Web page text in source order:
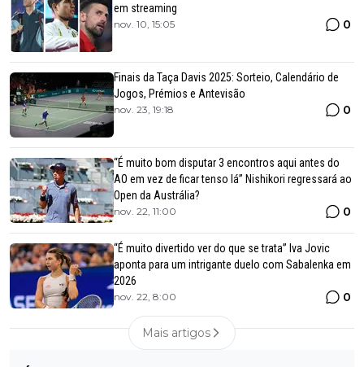
em streaming
nov. 10, 15:05 0
Finais da Taça Davis 2025: Sorteio, Calendário de
Jogos, Prémios e Antevisão
nov. 23, 19:18 0
“É muito bom disputar 3 encontros aqui antes do
AO em vez de ficar tenso lá” Nishikori regressará ao
Open da Austrália?
nov. 22, 11:00 0
“É muito divertido ver do que se trata” Iva Jovic
aponta para um intrigante duelo com Sabalenka em
2026
nov. 22, 8:00 0
Mais artigos